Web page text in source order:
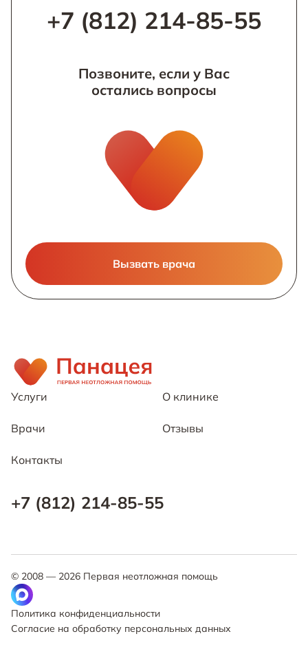
+7 (812) 214-85-55
Позвоните, если у Вас
остались вопросы
Вызвать врача
Услуги О клинике
Врачи Отзывы
Контакты
+7 (812) 214-85-55
© 2008 — 2026 Первая неотложная помощь
Политика конфиденциальности
Согласие на обработку персональных данных